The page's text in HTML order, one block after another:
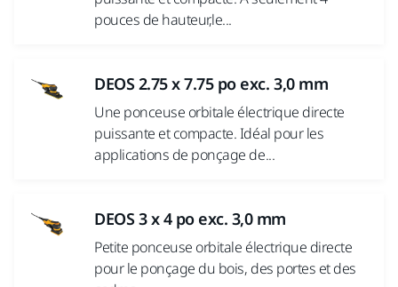
pouces de hauteur,le...
DEOS 2.75 x 7.75 po exc. 3,0 mm
Une ponceuse orbitale électrique directe
puissante et compacte. Idéal pour les
applications de ponçage de...
DEOS 3 x 4 po exc. 3,0 mm
Petite ponceuse orbitale électrique directe
pour le ponçage du bois, des portes et des